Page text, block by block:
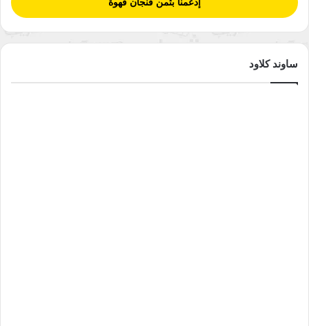
إدعمنا بثمن فنجان قهوة
ساوند كلاود